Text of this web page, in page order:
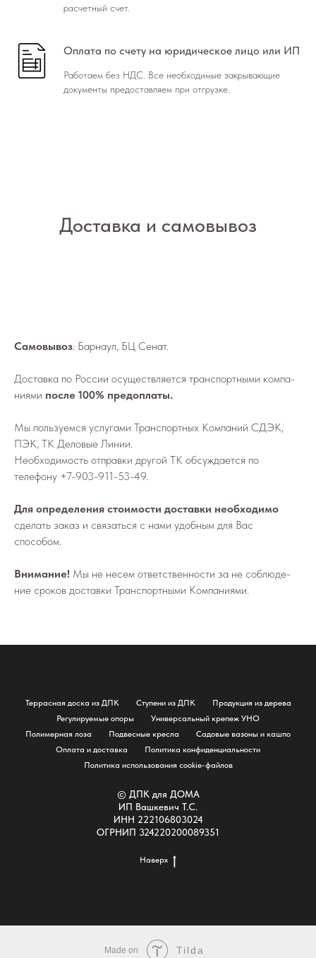
расчетный счет.
Оплата по счету на юридическое лицо или ИП
Работаем без НДС. Все необходимые закрывающие
документы предоставляем при отгрузке.
Доставка и самовывоз
Самовывоз: Барнаул, БЦ Сенат.
До­став­ка по России осу­ществ­ля­ет­ся транс­порт­ны­ми ком­па­
ни­я­ми после 100% предоплаты.
Мы поль­зу­ем­ся услу­га­ми Транс­порт­ных Ком­па­ний СДЭК,
ПЭК, ТК Деловые Линии.
Не­об­хо­ди­мо­сть от­прав­ки дру­гой ТК об­суж­да­ет­ся по
телефону +7-903-911-53-49.
Для определения стоимости доставки необходимо
сделать заказ и связаться с нами удобным для Вас
способом.
Внимание! Мы не не­сем от­вет­ствен­но­сти за не со­блю­де­
ние сро­ков до­став­ки Транс­порт­ны­ми Ком­па­ни­я­ми.
Террасная доска из ДПК Ступени из ДПК
Продукция из дерева
Регулируемые опоры
Универсальный крепеж УНО
Полимерная лоза
Подвесные кресла
Садовые вазоны и кашпо
Оплата и доставка
Политика конфиденциальности
Политика использования cookie-файлов
© ДПК для ДОМА
ИП Вашкевич Т.С.
ИНН 222106803024
ОГРНИП 324220200089351
Наверх
Made on Tilda